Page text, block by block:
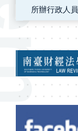
所辦行政人員